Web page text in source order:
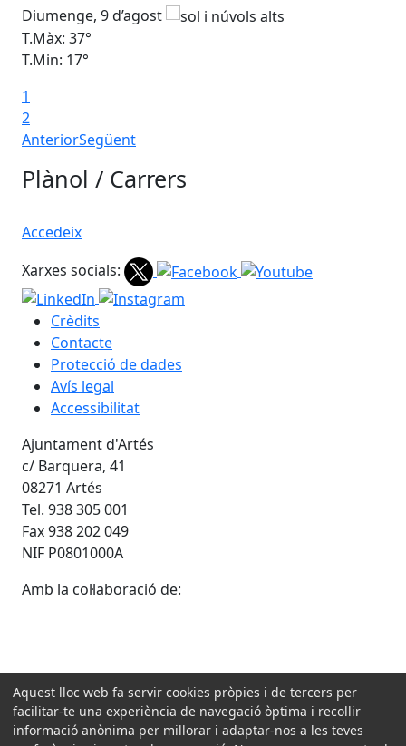
Diumenge, 9 d’agost
T.Màx: 37°
T.Min: 17°
1
2
AnteriorSegüent
Plànol / Carrers
Accedeix
Xarxes socials:
Crèdits
Contacte
Protecció de dades
Avís legal
Accessibilitat
Ajuntament d'Artés
c/ Barquera, 41
08271 Artés
Tel. 938 305 001
Fax 938 202 049
NIF P0801000A
Amb la col·laboració de:
Aquest lloc web fa servir cookies pròpies i de tercers per
facilitar-te una experiència de navegació òptima i recollir
informació anònima per millorar i adaptar-nos a les teves